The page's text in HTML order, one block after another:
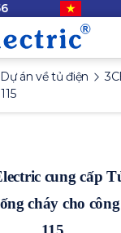
Dự án về tủ điện
cung cấp
cháy cho